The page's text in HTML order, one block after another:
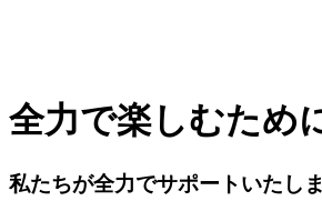
全力で楽しむため
私たちが全力でサポートいたし